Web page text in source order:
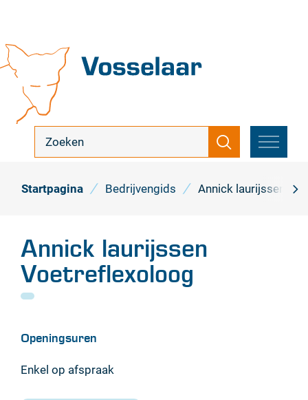
inhoud
Vosselaar
zoek
Zoeken
MENU
Startpagina Bedrijvengids Annick laurijssen
Annick laurijssen
Voetreflexoloog
Openingsuren
Enkel op afspraak